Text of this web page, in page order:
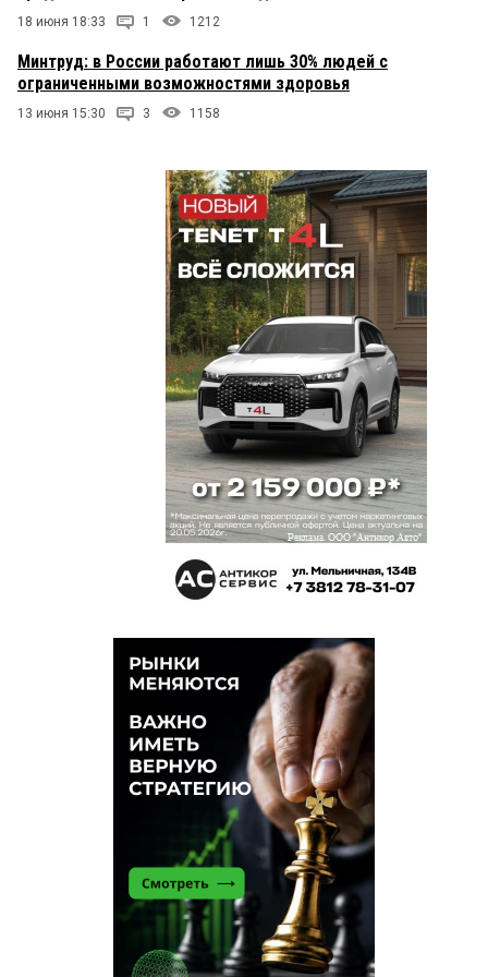
Прокуратура ничего не создаёт и ничего не
производит, но зато у сотрудников зарплаты
начинаются от 100 в месяц и каждый год
Александр 15 июня 2025 в 12:51:
На сырьевых заводах местных и кремлёвских
олигархов уже некому работать, а китайцы и
узбеки хотят в десятки раз получать больше, вот
из-за этого и идёт вся возня.Молодёжь уезжает
за границу или в столичные города, а на заводах
в регионах нехватки сотрудников. Люди почему-
то не хотят работать за копейки)))Ну а красивые
слова и лозунги которые произносят чинушки
уже не оказывают никакого влияния.
Пенсионер 15 июня 2025 в 11:34:
Пенсионер до гробовой доски должен работать?
Да и инвалиды какую официальную работу могут
выполнять?
15 июня 2025 в 11:07:
Закон действительно обязывает и трудовой
договор заключать и налоги платить. Но
фотографов/владельцев спецтехники и т.п.с
сайтов объявлений? Это будет административно
дорого. Может вернуться к прежней пенсионной
системе? Наверное понятно, что сейчас эти люди
не получают 200 т.р.в месяц, чтобы в старости
получать накопительную пенсию хотябы 50 т.р.( и
какая инфляция будет к тому времени).
15 июня 2025 в 08:58:
Что употребляет эта дама? Или автор статьи?
Студенты должны учиться, инвалиды в силу
состояния здоровья не могут работать, а
пенсионеры заслужили уже не работать.Почему
бы им не пойти не поработать, кто эту чушь
настрочил.
18 июня 18:33 1 1212
Минтруд: в России работают лишь 30% людей с
ограниченными возможностями здоровья
13 июня 15:30 3 1158